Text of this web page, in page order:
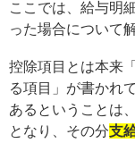
ここでは、給与明
った場合について
控除項目とは本来
る項目」が書かれ
あるということは
となり、その分支